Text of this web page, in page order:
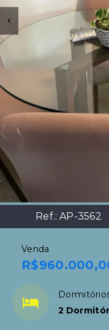
Ref.: AP-3562
Venda
2